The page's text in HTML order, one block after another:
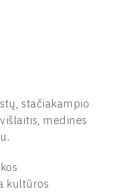
stačiakampio
medinės
kultūros